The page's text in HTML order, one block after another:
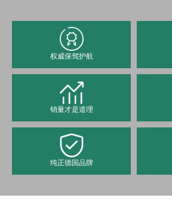
权威保驾护航
销量才是道理
纯正德国品牌